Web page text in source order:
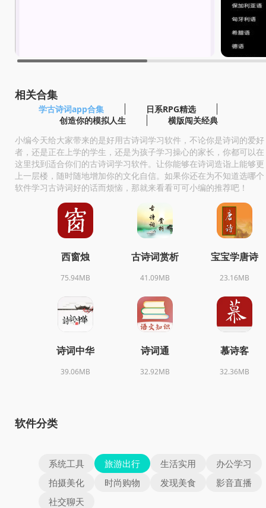
相关合集
学古诗词app合集
日系RPG精选
创造你的模拟人生
横版闯关经典
小编今天给大家带来的是好用古诗词学习软件，不论你是诗词的爱好
者，还是正在上学的学生，还是为孩子学习操心的家长，你都可以在
这里找到适合你们的古诗词学习软件。让你能够在诗词造诣上能够更
上一层楼，随时随地增加你的文化自信。如果你还在为不知道选哪个
软件学习古诗词好的话而烦恼，那就来看看可可小编的推荐吧！
西窗烛
75.94MB
古诗词赏析
41.09MB
宝宝学唐诗
23.16MB
诗词中华
39.06MB
诗词通
32.92MB
慕诗客
32.36MB
软件分类
系统工具 旅游出行 生活实用
办公学习
拍摄美化
时尚购物 发现美食
影音直播
社交聊天